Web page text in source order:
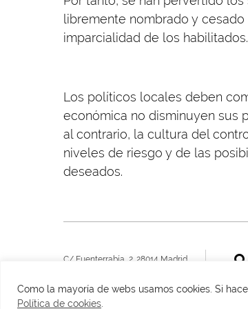
Como la mayoría de webs usamos cookies. Si
Política de cookies
libremente nombrado y
imparcialidad de los habilitados.
Los políticos locales deben
económica no disminuyen sus
al contrario, la cultura del
niveles de riesgo y de las
deseados.
C/ Fuenterrabía, 2. 28014 Madrid
info@fundacionfelipegonzalez.org
VER